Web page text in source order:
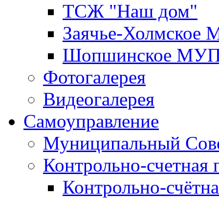
ТСЖ "Наш дом"
Заячье-
Шопшинское
Фотогалерея
Видеогалерея
Самоуправление
Муниципальный
Контрольно-счетная
Контрольно-